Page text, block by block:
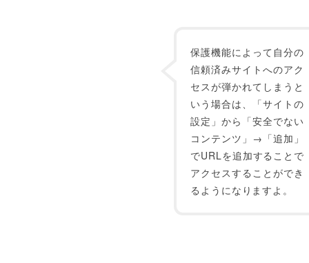
保護機能によって自分の
信頼済みサイトへのアク
セスが弾かれてしまうと
いう場合は、「サイトの
設定」から「安全でない
コンテンツ」→「追加」
でURLを追加することで
アクセスすることができ
るようになりますよ。